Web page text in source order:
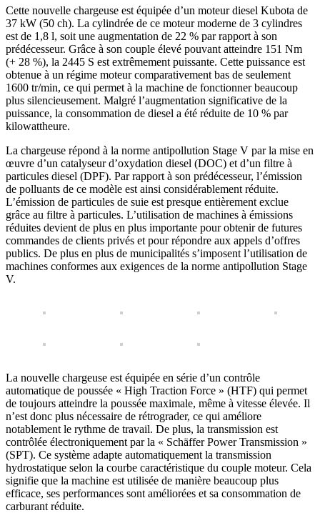
Cette nouvelle chargeuse est équipée d’un moteur diesel Kubota de
37 kW (50 ch). La cylindrée de ce moteur moderne de 3 cylindres
est de 1,8 l, soit une augmentation de 22 % par rapport à son
prédécesseur. Grâce à son couple élevé pouvant atteindre 151 Nm
(+ 28 %), la 2445 S est extrêmement puissante. Cette puissance est
obtenue à un régime moteur comparativement bas de seulement
1600 tr/min, ce qui permet à la machine de fonctionner beaucoup
plus silencieusement. Malgré l’augmentation significative de la
puissance, la consommation de diesel a été réduite de 10 % par
kilowattheure.
La chargeuse répond à la norme antipollution Stage V par la mise en
œuvre d’un catalyseur d’oxydation diesel (DOC) et d’un filtre à
particules diesel (DPF). Par rapport à son prédécesseur, l’émission
de polluants de ce modèle est ainsi considérablement réduite.
L’émission de particules de suie est presque entièrement exclue
grâce au filtre à particules. L’utilisation de machines à émissions
réduites devient de plus en plus importante pour obtenir de futures
commandes de clients privés et pour répondre aux appels d’offres
publics. De plus en plus de municipalités s’imposent l’utilisation de
machines conformes aux exigences de la norme antipollution Stage
V.
La nouvelle chargeuse est équipée en série d’un contrôle
automatique de poussée « High Traction Force » (HTF) qui permet
de toujours atteindre la poussée maximale, même à vitesse élevée. Il
n’est donc plus nécessaire de rétrograder, ce qui améliore
notablement le rythme de travail. De plus, la transmission est
contrôlée électroniquement par la « Schäffer Power Transmission »
(SPT). Ce système adapte automatiquement la transmission
hydrostatique selon la courbe caractéristique du couple moteur. Cela
signifie que la machine est utilisée de manière beaucoup plus
efficace, ses performances sont améliorées et sa consommation de
carburant réduite.